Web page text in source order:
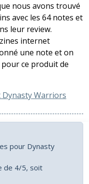
nous avons trouvé
avec les 64 notes et
leur review.
internet
une note et on
ce produit de
Dynasty Warriors
pour Dynasty
de 4/5, soit